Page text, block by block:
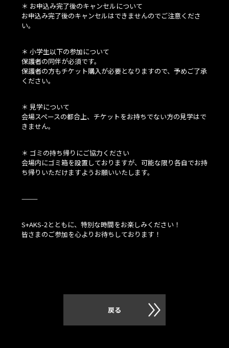
＊ お申込み完了後のキャンセルについて
お申込み完了後のキャンセルはできませんのでご注意くださ
い。
＊ 小学生以下の参加について
保護者の同伴が必須です。
保護者の方もチケット購入が必要となりますので、予めご了承
ください。
＊ 見学について
会場スペースの都合上、チケットをお持ちでない方の見学はで
きません。
＊ ゴミの持ち帰りにご協力ください
会場内にゴミ箱を設置しておりますが、可能な限り各自でお持
ち帰りいただけますようお願いいたします。
⸻
S+AKS-2とともに、特別な時間をお楽しみください！
皆さまのご参加を心よりお待ちしております！
戻る